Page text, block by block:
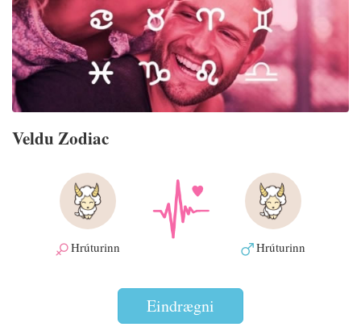
Veldu Zodiac
Hrúturinn Hrúturinn
Eindrægni